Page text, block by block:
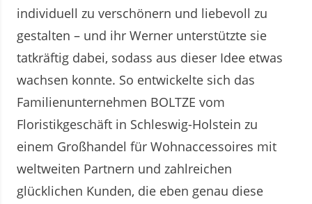
individuell zu verschönern und liebevoll zu
gestalten – und ihr Werner unterstützte sie
tatkräftig dabei, sodass aus dieser Idee etwas
wachsen konnte. So entwickelte sich das
Familienunternehmen BOLTZE vom
Floristikgeschäft in Schleswig-Holstein zu
einem Großhandel für Wohnaccessoires mit
weltweiten Partnern und zahlreichen
glücklichen Kunden, die eben genau diese